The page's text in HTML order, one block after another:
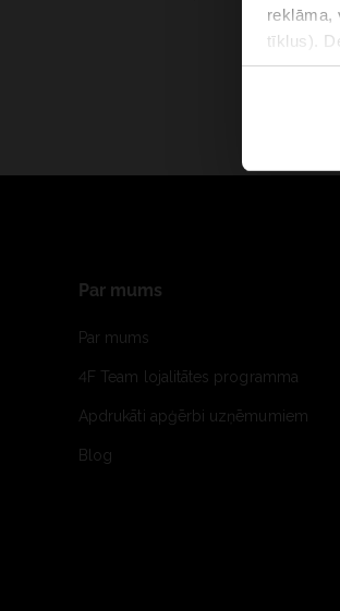
reklāma,
tīklus).
Par mums
Par mums
4F Team lojalitātes programma
Apdrukāti apģērbi uzņēmumiem
Blog